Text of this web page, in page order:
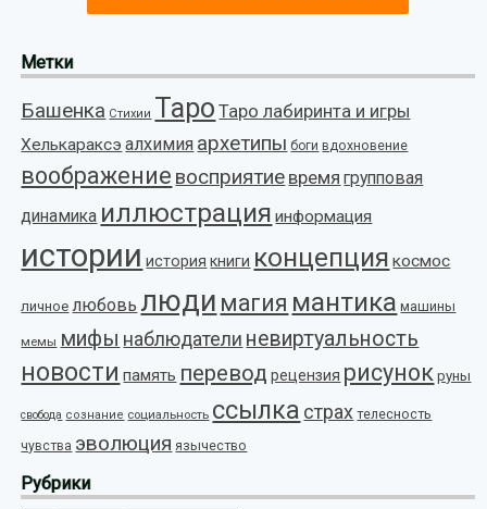
Метки
Башенка Стихии Таро Таро лабиринта и игры
Хелькараксэ алхимия архетипы боги вдохновение
воображение восприятие время групповая
динамика иллюстрация информация
истории история книги концепция космос
личное любовь люди магия мантика машины
мемы мифы наблюдатели невиртуальность
новости память перевод рецензия рисунок руны
свобода сознание социальность ссылка страх телесность
чувства эволюция язычество
Рубрики